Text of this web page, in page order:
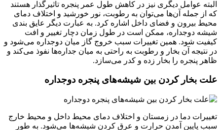
البته عوامل دیگری نیز در کاهش طول عمر پنجره تاثیرگذار هستند
که از جمله آن‌ها می‌توان به رطوبت، نور خورشید و اختلاف دمای
محیط بیرون و فضای داخل اشاره کرد. به عبارت دیگر عایق بندی
شیشه دوجداره، ممکن است در طول زمان دچار تغییر و افت
کیفیت شود. همین تغییرات سبب خروج گاز میان دوجداره می‌شود و
در نتیجه آن بخار و رطوبت به راحتی به میان جداره‌ها نفوذ می‌کند و
ظاهر پنجره را بخار زده و کدر می‌سازد.
علت بخار کردن بین شیشه‌های پنجره دوجداره
تغییرات دما در زمستان و اختلاف دمای محیط داخل و محیط خارج
سبب پایین آمدن حرارت و عرق کردن شیشه‌ها می‌شود. به طور